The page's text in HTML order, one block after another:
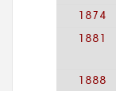
1874
1881
1888